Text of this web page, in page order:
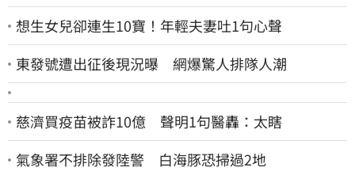
想生女兒卻連生10寶！年輕夫妻吐1句心聲
東發號遭出征後現況曝 網爆驚人排隊人潮
慈濟買疫苗被詐10億 聲明1句醫轟：太瞎
氣象署不排除發陸警 白海豚恐掃過2地